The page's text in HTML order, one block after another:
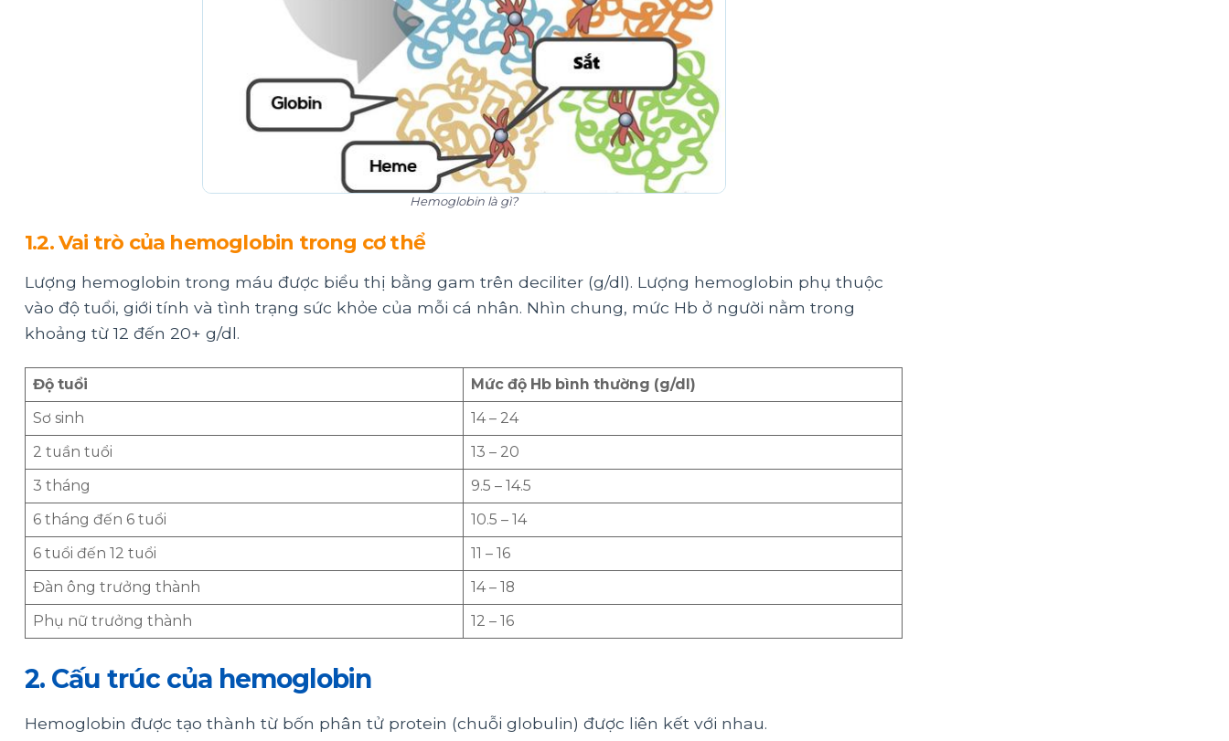
Hemoglobin là gì?
1.2. Vai trò của hemoglobin trong cơ thể
Lượng hemoglobin trong máu được biểu thị bằng gam trên deciliter (g/dl). Lượng hemoglobin phụ thuộc
vào độ tuổi, giới tính và tình trạng sức khỏe của mỗi cá nhân. Nhìn chung, mức Hb ở người nằm trong
khoảng từ 12 đến 20+ g/dl.
Độ tuổi
Mức độ Hb bình thường (g/dl)
Sơ sinh
14 – 24
2 tuần tuổi
13 – 20
3 tháng
9.5 – 14.5
6 tháng đến 6 tuổi
10.5 – 14
6 tuổi đến 12 tuổi
11 – 16
Đàn ông trưởng thành
14 – 18
Phụ nữ trưởng thành
12 – 16
2. Cấu trúc của hemoglobin
Hemoglobin được tạo thành từ bốn phân tử protein (chuỗi globulin) được liên kết với nhau.